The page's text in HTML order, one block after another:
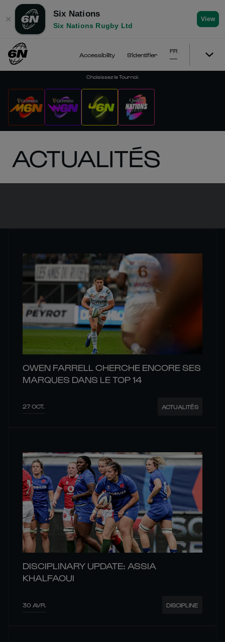
✕
Six Nations
Six Nations Rugby Ltd
View
Accessibility S'identifier
FR
Choisissez le Tournoi:
ACTUALITÉS
OWEN FARRELL CHERCHE ENCORE SES
MARQUES DANS LE TOP 14
27 OCT. ACTUALITÉS
DISCIPLINARY UPDATE: ASSIA
KHALFAOUI
30 AVR. DISCIPLINE